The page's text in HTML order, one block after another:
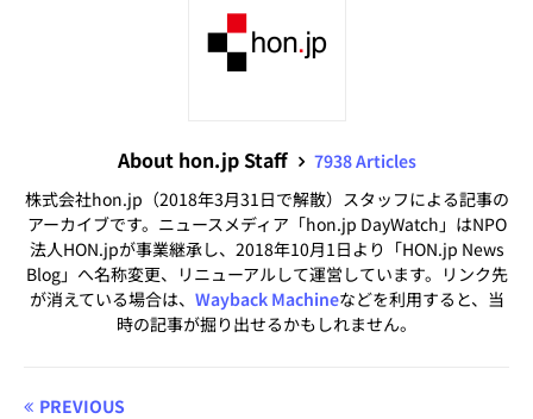
About hon.jp Staff
7938 Articles
株式会社hon.jp（2018年3月31日で解散）スタッフによる記事の
アーカイブです。ニュースメディア「hon.jp DayWatch」はNPO
法人HON.jpが事業継承し、2018年10月1日より「HON.jp News
Blog」へ名称変更、リニューアルして運営しています。リンク先
が消えている場合は、 Wayback Machineなどを利用すると、当
時の記事が掘り出せるかもしれません。
PREVIOUS